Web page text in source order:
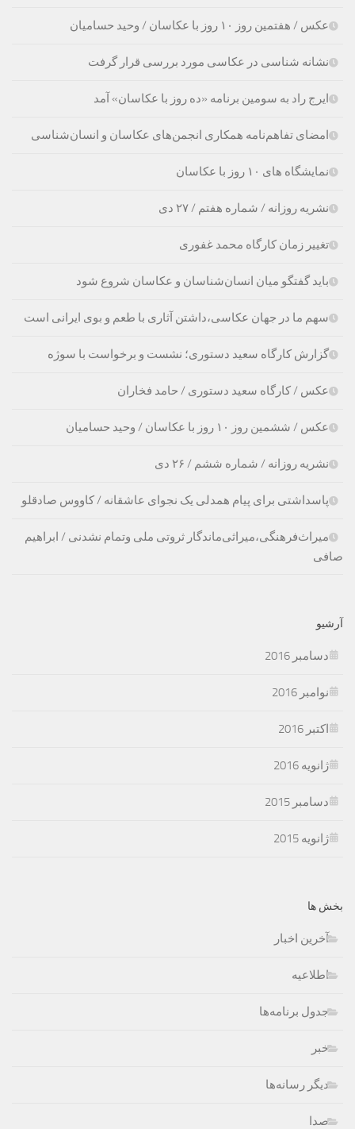
عکس / هفتمین روز ۱۰ روز با عکاسان / وحید حسامیان
نشانه شناسی در عکاسی مورد بررسی قرار گرفت
ایرج راد به سومین برنامه «ده روز با عکاسان» آمد
امضای تفاهم‌نامه همکاری انجمن‌های عکاسان و انسان‌شناسی
نمایشگاه های ۱۰ روز با عکاسان
نشریه روزانه / شماره هفتم / ۲۷ دی
تغییر زمان کارگاه محمد غفوری
باید گفتگو میان انسان‌شناسان و عکاسان شروع شود
سهم ما در جهان عکاسی،داشتن آثاری با طعم و بوی ایرانی است
گزارش کارگاه سعید دستوری؛ نشست و برخواست با سوژه
عکس / کارگاه سعید دستوری / حامد فخاران
عکس / ششمین روز ۱۰ روز با عکاسان / وحید حسامیان
نشریه روزانه / شماره ششم / ۲۶ دی
پاسداشتی برای پیام همدلی یک نجوای عاشقانه / کاووس صادقلو
میراث‌فرهنگی،‌میراثی‌ماندگار ثروتی ملی وتمام نشدنی / ابراهیم
صافی
آرشیو
دسامبر 2016
نوامبر 2016
اکتبر 2016
ژانویه 2016
دسامبر 2015
ژانویه 2015
بخش ها
آخرین اخبار
اطلاعیه
جدول برنامه‌ها
خبر
دیگر رسانه‌ها
صدا